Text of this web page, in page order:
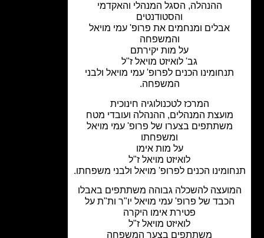
ההנהלה, הסגל המנהלי והאקדמי
והסטודנטים
אבלים ומנחמים את פרופ' עמי מויאל
והמשפחה
על מות יקירתם
לואיזט מויאל ז"ל
הכנים לפרופ' עמי מויאל ולבני
המשפחה.
המרכז לטכנולוגיה חינוכית
מועצת המנהלים, ההנהלה ועובדי מטח
משתתפים בצערו של פרופ' עמי מויאל
ומשפחתו
על מות אימו
לואיזט מויאל ז"ל
הכנים לפרופ' מויאל ולבני משפחתו.
להשכלה גבוהה משתתפים באבלו
של פרופ' עמי מויאל יו"ר ות"ת על
פטירת אימו היקרה
לואיזט מויאל ז"ל
משתתפים בצער המשפחה